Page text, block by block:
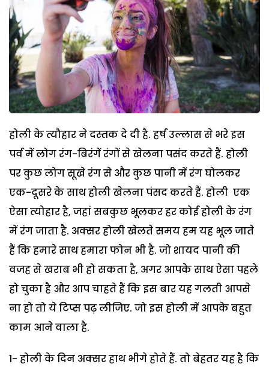
होली के त्यौहार ने दस्तक दे दी है. हर्ष उल्लास से भरे इस
पर्व में लोग रंग-बिरंगें रंगों से खेलना पसंद करते हैं. होली
पर कुछ लोग सूखे रंग से और कुछ पानी में रंग घोलकर
एक-दूसरे के साथ होली खेलना पंसद करते हैं. होली एक
ऐसा त्योहार है, जहां सबकुछ भूलकर हर कोई होली के रंग
में रंग जाता है. अक्सर होली खेलते समय हम यह भूल जाते
हैं कि हमारे साथ हमारा फोन भी है. जो शायद पानी की
वजह से खराब भी हो सकता है, अगर आपके साथ ऐसा पहले
हो चुका है और आप चाहते हैं कि इस बार यह गलती आपसे
ना हो तो ये टिप्स पढ़ लीजिए. जो इस होली में आपके बहुत
काम आने वाला है.
1- होली के दिन अक्सर हाथ भीगे होते हैं. तो बेहतर यह है कि